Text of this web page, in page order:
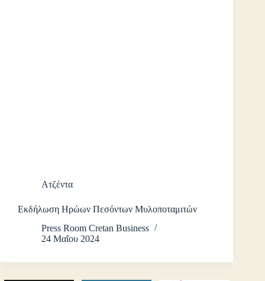
Ατζέντα
Εκδήλωση Ηρώων Πεσόντων Μυλοποταμιτών
Press Room Cretan Business
24 Μαΐου 2024